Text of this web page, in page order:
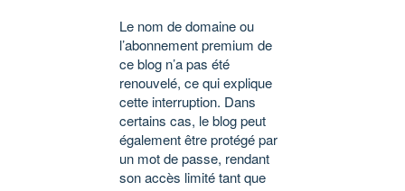
Le nom de domaine ou
l’abonnement premium de
ce blog n’a pas été
renouvelé, ce qui explique
cette interruption. Dans
certains cas, le blog peut
également être protégé par
un mot de passe, rendant
son accès limité tant que